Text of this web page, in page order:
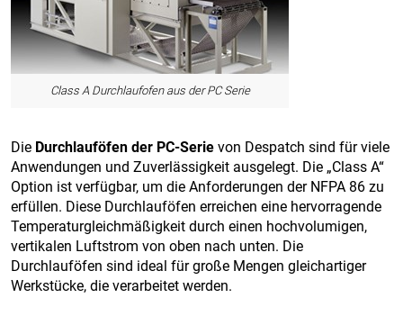
Class A Durchlaufofen aus der PC Serie
Die Durchlauföfen der PC-Serie von Despatch sind für viele
Anwendungen und Zuverlässigkeit ausgelegt. Die „Class A“
Option ist verfügbar, um die Anforderungen der NFPA 86 zu
erfüllen. Diese Durchlauföfen erreichen eine hervorragende
Temperaturgleichmäßigkeit durch einen hochvolumigen,
vertikalen Luftstrom von oben nach unten. Die
Durchlauföfen sind ideal für große Mengen gleichartiger
Werkstücke, die verarbeitet werden.